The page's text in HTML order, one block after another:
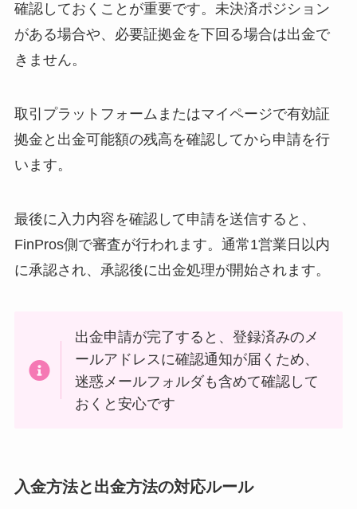
確認しておくことが重要です。未決済ポジション
がある場合や、必要証拠金を下回る場合は出金で
きません。
取引プラットフォームまたはマイページで有効証
拠金と出金可能額の残高を確認してから申請を行
います。
最後に入力内容を確認して申請を送信すると、
FinPros側で審査が行われます。通常1営業日以内
に承認され、承認後に出金処理が開始されます。
出金申請が完了すると、登録済みのメ
ールアドレスに確認通知が届くため、
迷惑メールフォルダも含めて確認して
おくと安心です
入金方法と出金方法の対応ルール